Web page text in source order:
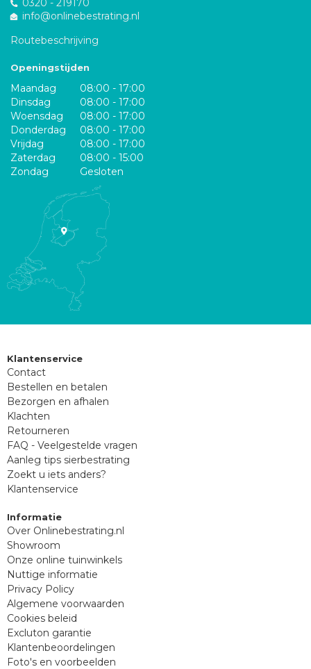
0320 - 219170
info@onlinebestrating.nl
Routebeschrijving
Openingstijden
Maandag
08:00 - 17:00
Dinsdag
08:00 - 17:00
Woensdag
08:00 - 17:00
Donderdag
08:00 - 17:00
Vrijdag
08:00 - 17:00
Zaterdag
08:00 - 15:00
Zondag
Gesloten
Klantenservice
Contact
Bestellen en betalen
Bezorgen en afhalen
Klachten
Retourneren
FAQ - Veelgestelde vragen
Aanleg tips sierbestrating
Zoekt u iets anders?
Klantenservice
Informatie
Over Onlinebestrating.nl
Showroom
Onze online tuinwinkels
Nuttige informatie
Privacy Policy
Algemene voorwaarden
Cookies beleid
Excluton garantie
Klantenbeoordelingen
Foto's en voorbeelden